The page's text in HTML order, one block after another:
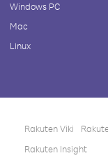
Windows PC
Mac
Linux
Rakuten Viki
Rakuten Insight